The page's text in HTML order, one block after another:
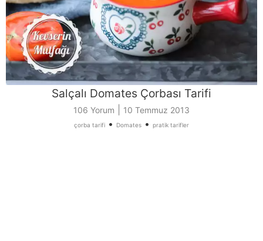
Salçalı Domates Çorbası Tarifi
106 Yorum 10 Temmuz 2013
çorba tarifi • Domates • pratik tarifler